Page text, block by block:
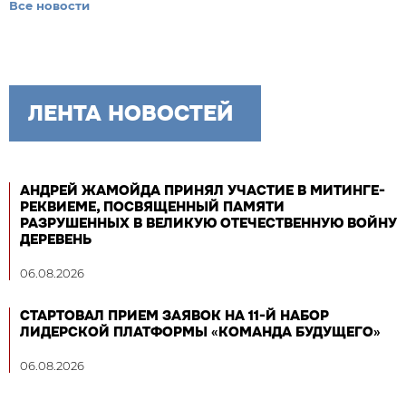
Все новости
ЛЕНТА НОВОСТЕЙ
АНДРЕЙ ЖАМОЙДА ПРИНЯЛ УЧАСТИЕ В МИТИНГЕ-
РЕКВИЕМЕ, ПОСВЯЩЕННЫЙ ПАМЯТИ
РАЗРУШЕННЫХ В ВЕЛИКУЮ ОТЕЧЕСТВЕННУЮ ВОЙНУ
ДЕРЕВЕНЬ
06.08.2026
СТАРТОВАЛ ПРИЕМ ЗАЯВОК НА 11-Й НАБОР
ЛИДЕРСКОЙ ПЛАТФОРМЫ «КОМАНДА БУДУЩЕГО»
06.08.2026